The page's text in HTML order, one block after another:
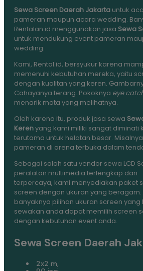
Sewa Screen Daerah Jakarta untuk
pameran maupun acara wedding.
Rentalan.id menggunakan jasa Sewa
untuk mendukung event pameran
wedding.
Kami, Rental.id, bersyukur karena
memenuhi kebutuhan mereka, yaitu
dengan kualitan yang keren.
Cahayanya terang. Pokoknya eye
menarik mata yang melihatnya.
Oleh karena itu, produk jasa sewa
Kerenyang kami miliki sangat diminati
terutama untuk helatan besar.
pameran di arena terbuka dalam
Sebagai salah satu vendor sewa LCD
peralatan multimedia terlengkap dan
terpercaya, kami menyediakan paket
screen dengan ukuran yang beragam.
banyaknya pilihan ukuran screen yang
sewakan anda dapat memilih screen
dengan kebutuhan event anda.
Sewa Screen Daerah
2x2 m,